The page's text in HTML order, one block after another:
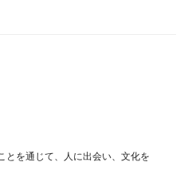
とを通じて、人に出会い、文化を